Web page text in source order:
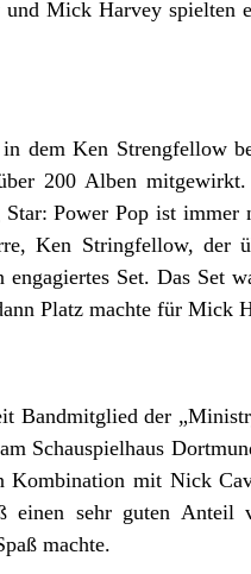
Mick Harvey spielten
dem Ken Strengfellow
200 Alben
Power Pop ist
Ken Stringfellow, der
Set. Das Set
Platz machte für Mick
Bandmitglied der
Schauspielhaus
mit Nick
einen sehr guten
machte.